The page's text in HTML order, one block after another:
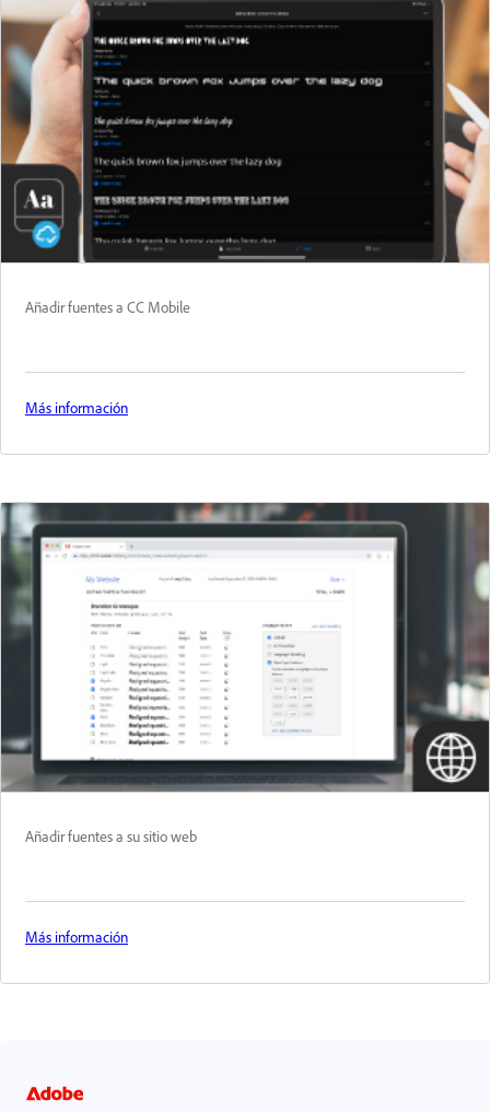
Añadir fuentes a CC Mobile
Más información
Añadir fuentes a su sitio web
Más información